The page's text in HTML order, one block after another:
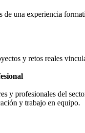
de una experiencia
y retos reales
y profesionales del
y trabajo en equipo.